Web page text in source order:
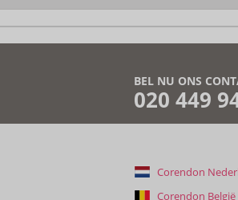
BEL NU ONS
020 449
Corendon
Corendon België